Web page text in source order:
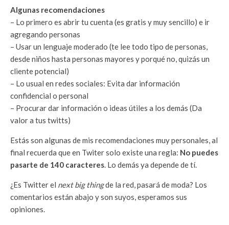
Algunas recomendaciones
– Lo primero es abrir tu cuenta (es gratis y muy sencillo) e ir
agregando personas
– Usar un lenguaje moderado (te lee todo tipo de personas,
desde niños hasta personas mayores y porqué no, quizás un
cliente potencial)
– Lo usual en redes sociales: Evita dar información
confidencial o personal
– Procurar dar información o ideas útiles a los demás (Da
valor a tus twitts)
Estás son algunas de mis recomendaciones muy personales, al
final recuerda que en Twiter solo existe una regla: No puedes
pasarte de 140 caracteres. Lo demás ya depende de tí.
¿Es Twitter el next big thingde la red, pasará de moda? Los
comentarios están abajo y son suyos, esperamos sus
opiniones.